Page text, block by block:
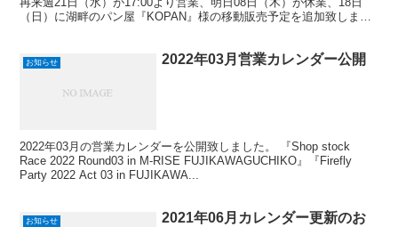
（日）に湖畔のパン屋『KOPAN』様の移動販売予定を追加致しまし
お知らせ 2022年03月営業カレンダー公開
2022年03月の営業カレンダーを公開致しました。 『Shop stock
Race 2022 Round03 in M-RISE FUJIKAWAGUCHIKO』『Firefly
Party 2022 Act 03 in FUJIKAWA...
お知らせ
2021年06月カレンダー更新のお